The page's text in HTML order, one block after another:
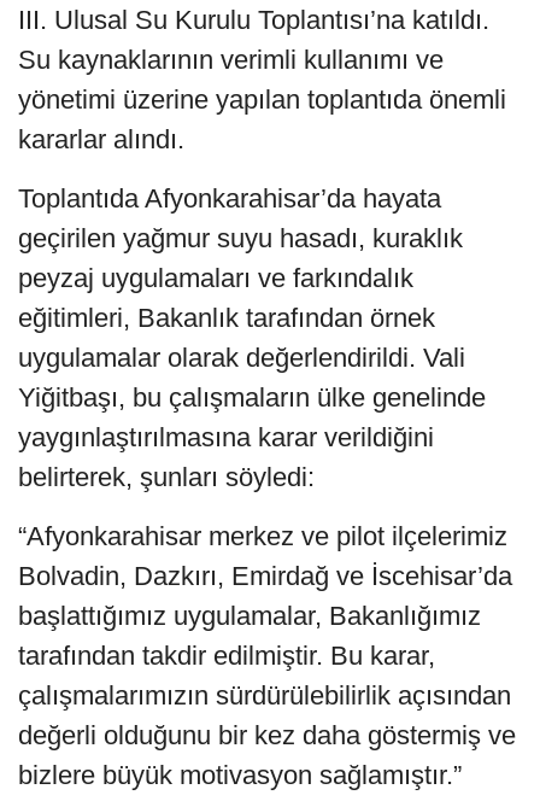
III. Ulusal Su Kurulu Toplantısı’na katıldı.
Su kaynaklarının verimli kullanımı ve
yönetimi üzerine yapılan toplantıda önemli
kararlar alındı.
Toplantıda Afyonkarahisar’da hayata
geçirilen yağmur suyu hasadı, kuraklık
peyzaj uygulamaları ve farkındalık
eğitimleri, Bakanlık tarafından örnek
uygulamalar olarak değerlendirildi. Vali
Yiğitbaşı, bu çalışmaların ülke genelinde
yaygınlaştırılmasına karar verildiğini
belirterek, şunları söyledi:
“Afyonkarahisar merkez ve pilot ilçelerimiz
Bolvadin, Dazkırı, Emirdağ ve İscehisar’da
başlattığımız uygulamalar, Bakanlığımız
tarafından takdir edilmiştir. Bu karar,
çalışmalarımızın sürdürülebilirlik açısından
değerli olduğunu bir kez daha göstermiş ve
bizlere büyük motivasyon sağlamıştır.”